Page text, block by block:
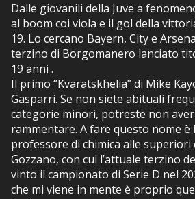
Talenti
Contatti
Dalle giovanili della Juve a
al boom coi viola e il gol della
19. Lo cercano Bayern, City e
terzino di Borgomanero lanciato
19 anni .
Il primo “Kvaratskhelia” di Mike
Gasparri. Se non siete abituali
categorie minori, potreste non
rammentare. A fare questo nome è
professore di chimica alle superiori
Gozzano, con cui l’attuale terzino
vinto il campionato di Serie D nel
che mi viene in mente è proprio